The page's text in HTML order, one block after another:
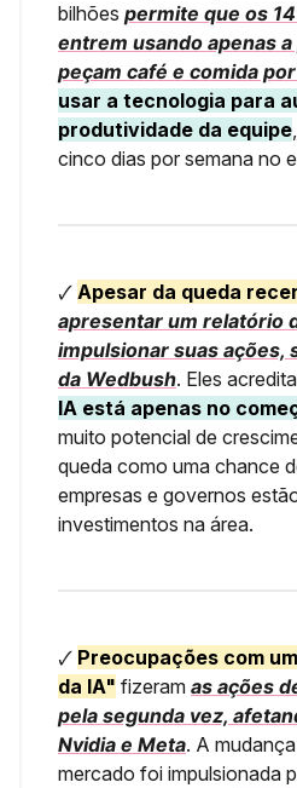
bilhões permite que os
entrem usando apenas a
peçam café e comida
usar a tecnologia para
produtividade da equipe
cinco dias por semana no
🗸 Apesar da queda
apresentar um relatório
impulsionar suas ações,
da Wedbush. Eles
IA está apenas no
muito potencial de
queda como uma chance
empresas e governos
investimentos na área.
🗸 Preocupações com
da IA" fizeram as ações
pela segunda vez,
Nvidia e Meta. A
mercado foi impulsionada